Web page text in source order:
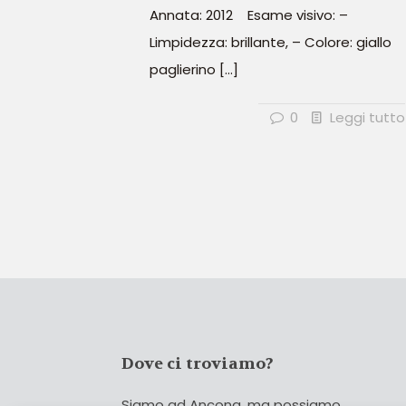
Annata: 2012 Esame visivo: –
Limpidezza: brillante, – Colore: giallo
paglierino […]
0 Leggi tutto
Dove ci troviamo?